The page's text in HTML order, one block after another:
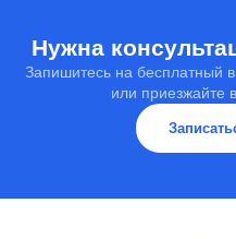
Нужна
Запишитесь на бесплатный
или приезжайте